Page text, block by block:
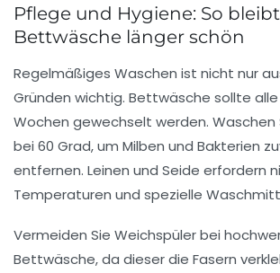
Pflege und Hygiene: So
Bettwäsche länger schön
Regelmäßiges Waschen ist nicht nur
Gründen wichtig. Bettwäsche sollte alle
Wochen gewechselt werden. Waschen
bei 60 Grad, um Milben und Bakterien
entfernen. Leinen und Seide erfordern
Temperaturen und spezielle
Vermeiden Sie Weichspüler bei
Bettwäsche, da dieser die Fasern